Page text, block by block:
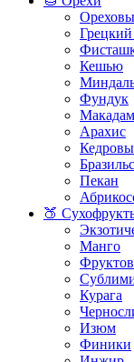
Грецкий
Кешью
Фундук
Арахис
Пекан
🍑
Манго
Курага
Изюм
Финики